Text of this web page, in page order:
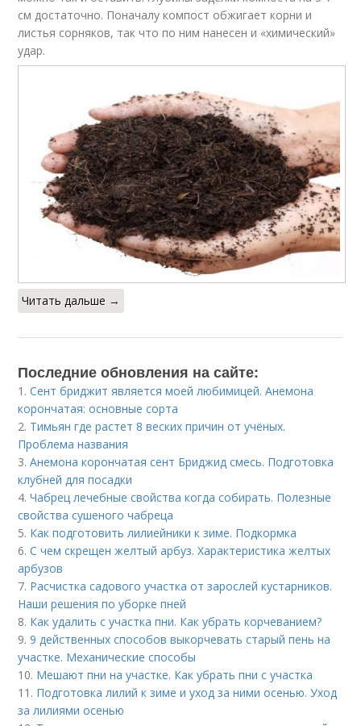
см достаточно. Поначалу компост обжигает корни и
листья сорняков, так что по ним нанесен и «химический»
удар.
Читать дальше →
Последние обновления на сайте:
1.Сент бриджит является моей любимицей. Анемона
корончатая: основные сорта
2. Тимьян где растет 8 веских причин от учёных.
Проблема названия
3.Анемона корончатая сент Бриджид смесь. Подготовка
клубней для посадки
4.Чабрец лечебные свойства когда собирать. Полезные
свойства сушеного чабреца
5. Как подготовить лилиейники к зиме. Подкормка
6.С чем скрещен желтый арбуз. Характеристика желтых
арбузов
7. Расчистка садового участка от зарослей кустарников.
Наши решения по уборке пней
8. Как удалить с участка пни. Как убрать корчеванием?
9.9 действенных способов выкорчевать старый пень на
участке. Механические способы
10. Мешают пни на участке. Как убрать пни с участка
11. Подготовка лилий к зиме и уход за ними осенью. Уход
за лилиями осенью